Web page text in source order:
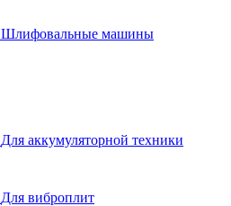
Шлифовальные машины
Для аккумуляторной техники
Для виброплит